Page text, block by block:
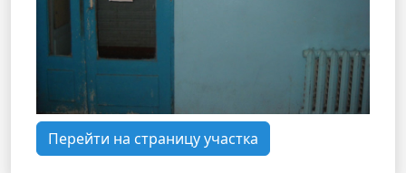
Перейти на страницу участка